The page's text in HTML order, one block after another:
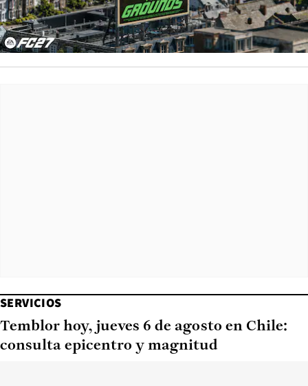
SERVICIOS
Temblor hoy, jueves 6 de agosto en Chile:
consulta epicentro y magnitud